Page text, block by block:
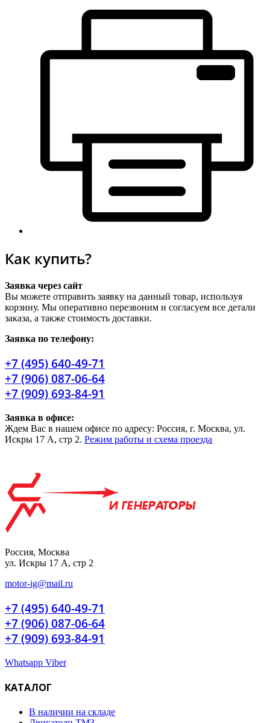
Как купить?
Заявка через сайт
Вы можете отправить заявку на данный товар, используя
корзину. Мы оперативно перезвоним и согласуем все детали
заказа, а также стоимость доставки.
Заявка по телефону:
+7 (495) 640-49-71
+7 (906) 087-06-64
+7 (909) 693-84-91
Заявка в офисе:
Ждем Вас в нашем офисе по адресу: Россия, г. Москва, ул.
Искры 17 А, стр 2. Режим работы и схема проезда
Россия, Москва
ул. Искры 17 А, стр 2
motor-ig@mail.ru
+7 (495) 640-49-71
+7 (906) 087-06-64
+7 (909) 693-84-91
Whatsapp Viber
КАТАЛОГ
В наличии на складе